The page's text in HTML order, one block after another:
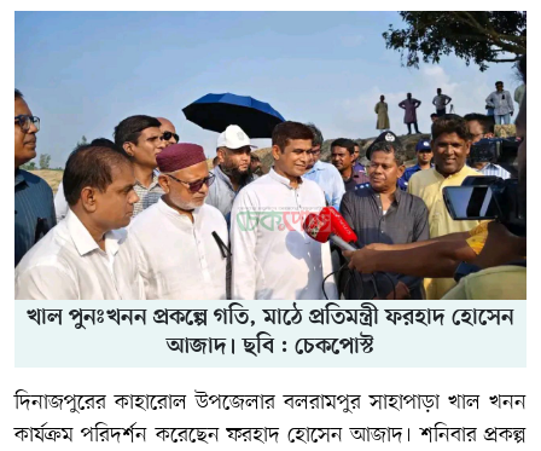
খাল পুনঃখনন প্রকল্পে গতি, মাঠে প্রতিমন্ত্রী ফরহাদ হোসেন
আজাদ। ছবি : চেকপোস্ট
দিনাজপুরের কাহারোল উপজেলার বলরামপুর সাহাপাড়া খাল খনন
কার্যক্রম পরিদর্শন করেছেনফরহাদ হোসেন আজাদ। শনিবার প্রকল্প